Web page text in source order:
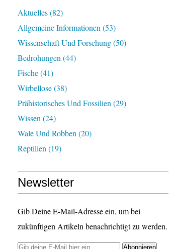
Aktuelles(82)
Allgemeine Informationen (53)
Wissenschaft Und Forschung(50)
Bedrohungen (44)
Fische(41)
Wirbellose(38)
Prähistorisches Und Fossilien (29)
Wissen (24)
Wale Und Robben (20)
Reptilien (19)
Newsletter
Gib Deine E-Mail-Adresse ein, um bei
zukünftigen Artikeln benachrichtigt zu werden.